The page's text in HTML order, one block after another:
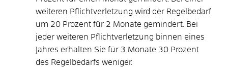
weiteren Pflichtverletzung wird der Regelbedarf
um 20 Prozent für 2 Monate gemindert. Bei
jeder weiteren Pflichtverletzung binnen eines
Jahres erhalten Sie für 3 Monate 30 Prozent
des Regelbedarfs weniger.